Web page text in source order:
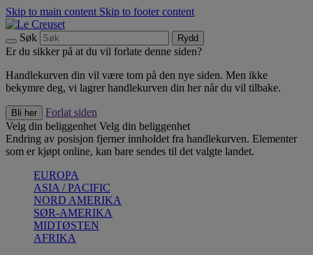
Skip to main content Skip to footer content
Søk Rydd
Er du sikker på at du vil forlate denne siden?
Handlekurven din vil være tom på den nye siden. Men ikke
bekymre deg, vi lagrer handlekurven din her når du vil tilbake.
Bli her
Forlat siden
Velg din beliggenhet Velg din beliggenhet
Endring av posisjon fjerner innholdet fra handlekurven. Elementer
som er kjøpt online, kan bare sendes til det valgte landet.
EUROPA
ASIA / PACIFIC
NORD AMERIKA
SØR-AMERIKA
MIDTØSTEN
AFRIKA